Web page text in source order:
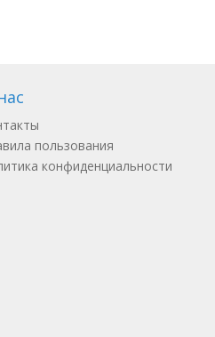
пользования
конфиденциальности